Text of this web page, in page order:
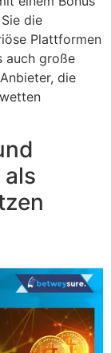
die
Plattformen
auch große
die